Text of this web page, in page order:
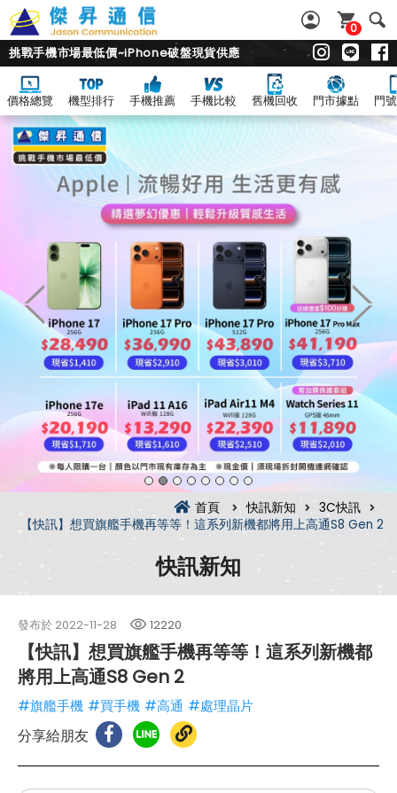
0
挑戰手機市場最低價~iPhone破盤現貨供應
價格總覽 機型排行 手機推薦 手機比較 舊機回收 門市據點 門
首頁 快訊新知
3C快訊
【快訊】想買旗艦手機再等等！這系列新機都將用上高通S8 Gen 2
快訊新知
發布於 2022-11-28 12220
【快訊】想買旗艦手機再等等！這系列新機都
將用上高通S8 Gen 2
#旗艦手機 #買手機 #高通 #處理晶片
分享給朋友